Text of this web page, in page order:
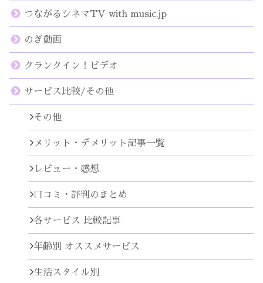
つながるシネマTV with music.jp
のぎ動画
クランクイン！ビデオ
サービス比較/その他
その他
メリット・デメリット記事一覧
レビュー・感想
口コミ・評判のまとめ
各サービス 比較記事
年齢別 オススメサービス
生活スタイル別